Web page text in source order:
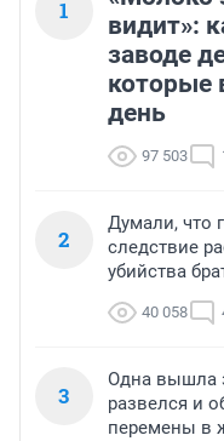
1
видит»:
заводе
которые
день
97 503
2
Думали, что
следствие
убийства
40 058
3
Одна вышла
развелся и
перемены в